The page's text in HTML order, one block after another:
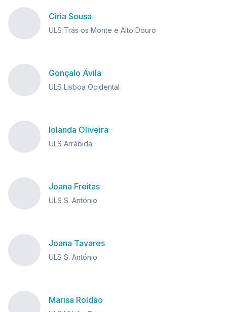
Ciria Sousa
ULS Trás os Monte e Alto Douro
Gonçalo Ávila
ULS Lisboa Ocidental
Iolanda Oliveira
ULS Arrábida
Joana Freitas
ULS S. António
Joana Tavares
ULS S. António
Marisa Roldão